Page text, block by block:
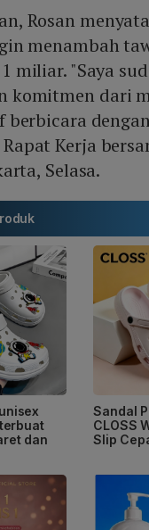
Rosan
menambah
miliar. "Saya
komitmen dari
Kerja
Selasa.
dan
Sandal
CLOSS
Slip